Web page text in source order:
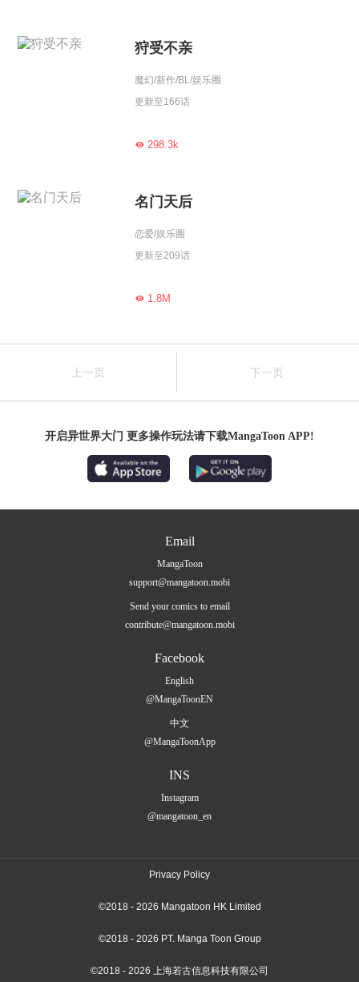
狩受不亲
魔幻/新作/BL/娱乐圈
更新至166话
298.3k
名门天后
恋爱/娱乐圈
更新至209话
1.8M
上一页 下一页
开启异世界大门 更多操作玩法请下载MangaToon APP!
Email
MangaToon
support@mangatoon.mobi
Send your comics to email
contribute@mangatoon.mobi
Facebook
English
@MangaToonEN
中文
@MangaToonApp
INS
Instagram
@mangatoon_en
Privacy Policy
©2018 - 2026 Mangatoon HK Limited
©2018 - 2026 PT. Manga Toon Group
©2018 - 2026 上海若古信息科技有限公司